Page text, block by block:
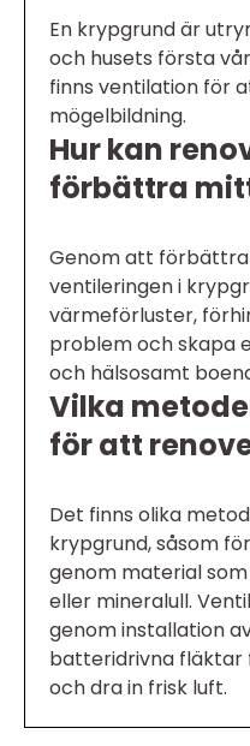
En krypgrund är
och husets första
finns ventilation för
mögelbildning.
Hur kan
förbättra
Genom att förbättra
ventileringen i
värmeförluster,
problem och skapa
och hälsosamt
Vilka
för att
Det finns olika
krypgrund, såsom
genom material
eller mineralull.
genom installation
batteridrivna fläktar
och dra in frisk luft.